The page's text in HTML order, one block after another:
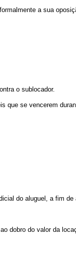
a sua
o sublocador.
que se vencerem
do aluguel, a fim de
dobro do valor da